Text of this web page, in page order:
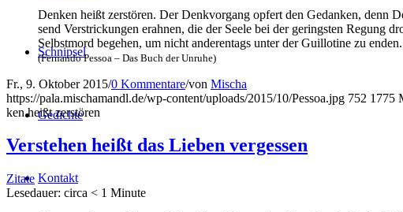
Schnip­sel
Gedich­te
Kon­takt
Den­ken heißt zer­stö­ren. Der Denk­vor­gang opfert den Gedan­ken, denn
send Ver­stri­ckun­gen erah­nen, die der See­le bei der gerings­ten Regung
Selbst­mord bege­hen, um nicht anderen­tags unter der Guil­lo­ti­ne zu enden.
(Fer­nan­do Pes­soa – Das Buch der Unruhe)
Fr., 9. Oktober 2015/0 Kommentare/von Mischa
https://pala.mischamandl.de/wp-content/uploads/2015/10/Pessoa.jpg 752 1775
ken heißt zerstören
Ver­ste­hen heißt das Lie­ben vergessen
Zitate
Lese­dau­er: cir­ca < 1 Minu­te